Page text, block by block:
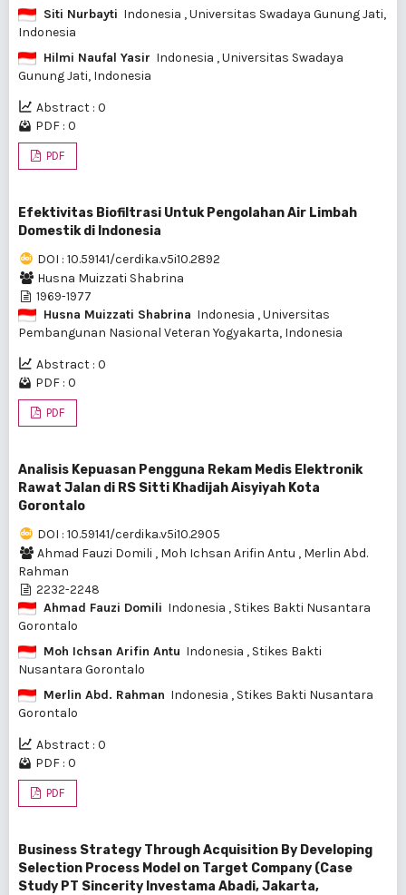
Siti Nurbayti Indonesia , Universitas Swadaya Gunung Jati,
Indonesia
Hilmi Naufal Yasir Indonesia , Universitas Swadaya
Gunung Jati, Indonesia
Abstract : 0
PDF : 0
PDF
Efektivitas Biofiltrasi Untuk Pengolahan Air Limbah
Domestik di Indonesia
DOI : 10.59141/cerdika.v5i10.2892
Husna Muizzati Shabrina
1969-1977
Husna Muizzati Shabrina Indonesia , Universitas
Pembangunan Nasional Veteran Yogyakarta, Indonesia
Abstract : 0
PDF : 0
PDF
Analisis Kepuasan Pengguna Rekam Medis Elektronik
Rawat Jalan di RS Sitti Khadijah Aisyiyah Kota
Gorontalo
DOI : 10.59141/cerdika.v5i10.2905
Ahmad Fauzi Domili , Moh Ichsan Arifin Antu , Merlin Abd.
Rahman
2232-2248
Ahmad Fauzi Domili Indonesia , Stikes Bakti Nusantara
Gorontalo
Moh Ichsan Arifin Antu Indonesia , Stikes Bakti
Nusantara Gorontalo
Merlin Abd. Rahman Indonesia , Stikes Bakti Nusantara
Gorontalo
Abstract : 0
PDF : 0
PDF
Business Strategy Through Acquisition By Developing
Selection Process Model on Target Company (Case
Study PT Sincerity Investama Abadi, Jakarta,